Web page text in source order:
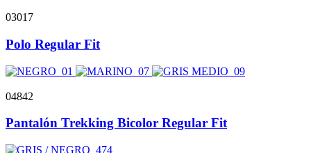
03017
Polo Regular Fit
04842
Pantalón Trekking Bicolor Regular Fit